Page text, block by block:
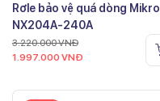
Rơle bảo vệ quá dòng Mikro
NX204A-240A
3.220.000VNĐ
1.997.000 VNĐ